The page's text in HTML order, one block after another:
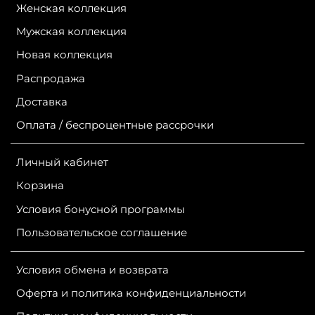
Женская коллекция
Мужская коллекция
Новая коллекция
Распродажа
Доставка
Оплата / беспроцентные рассрочки
Личный кабинет
Корзина
Условия бонусной программы
Пользовательское соглашение
Условия обмена и возврата
Оферта и политика конфиденциальности